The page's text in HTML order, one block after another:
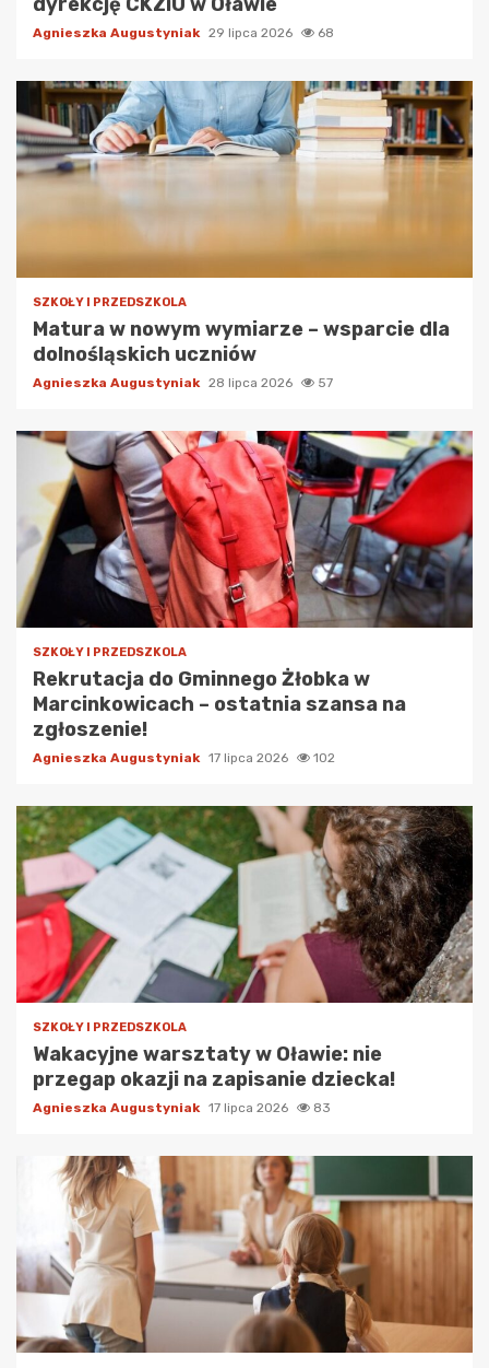
Agnieszka Augustyniak 29 lipca 2026 68
SZKOŁY I PRZEDSZKOLA
Matura w nowym wymiarze – wsparcie dla
dolnośląskich uczniów
Agnieszka Augustyniak 28 lipca 2026 57
SZKOŁY I PRZEDSZKOLA
Rekrutacja do Gminnego Żłobka w
Marcinkowicach – ostatnia szansa na
zgłoszenie!
Agnieszka Augustyniak 17 lipca 2026 102
SZKOŁY I PRZEDSZKOLA
Wakacyjne warsztaty w Oławie: nie
przegap okazji na zapisanie dziecka!
Agnieszka Augustyniak 17 lipca 2026 83